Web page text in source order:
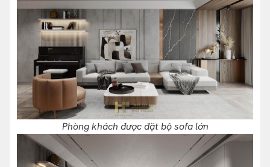
Phòng khách được đặt bộ sofa lớn